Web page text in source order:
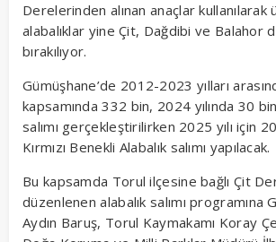
Derelerinden alınan anaçlar
alabalıklar yine Çit, Dağdibi ve Balahor
bırakılıyor.
Gümüşhane’de 2012-2023 yılları
kapsamında 332 bin, 2024 yılında 30
salımı gerçekleştirilirken 2025 yılı için
Kırmızı Benekli Alabalık salımı yapılacak.
Bu kapsamda Torul ilçesine bağlı Çit
düzenlenen alabalık salımı programına
Aydın Baruş, Torul Kaymakamı Koray